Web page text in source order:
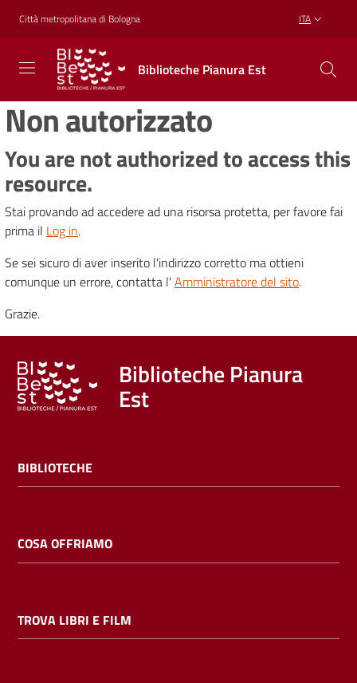
Vai al contenuto
Vai alla navigazione
Vai al footer
Città metropolitana di Bologna ITA
Biblioteche Pianura Est
Biblioteche
Pianura
Est
CONOSCERE,
CREARE,
Biblioteche
Cosa
offriamo
Trova
libri
e
film
Calendario
Non autorizzato
You are not authorized to access this
resource.
Stai provando ad accedere ad una risorsa protetta, per favore fai
prima il Log in.
Se sei sicuro di aver inserito l'indirizzo corretto ma ottieni
comunque un errore, contatta l' Amministratore del sito.
Grazie.
Biblioteche Pianura
Est
BIBLIOTECHE
COSA OFFRIAMO
TROVA LIBRI E FILM